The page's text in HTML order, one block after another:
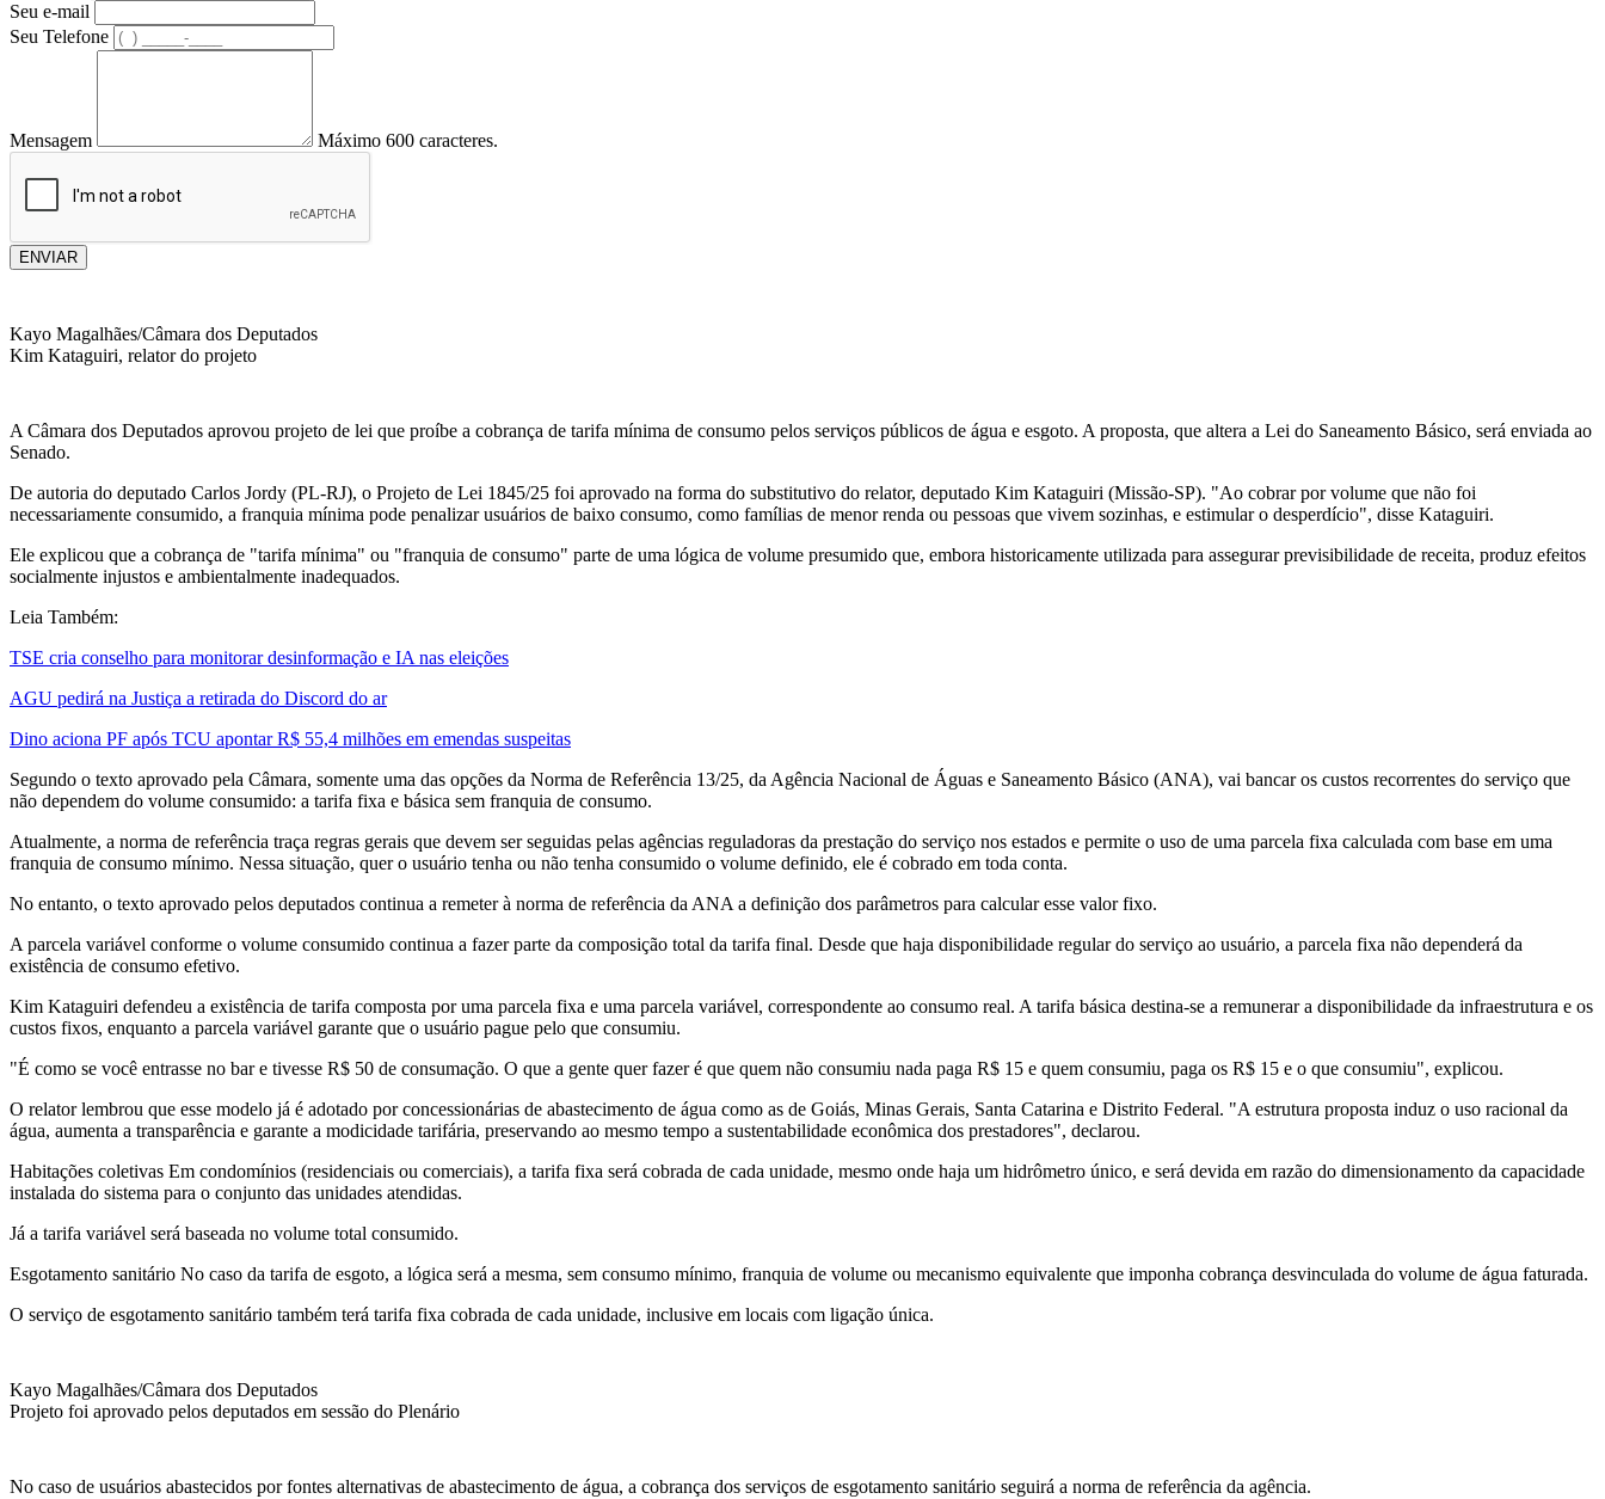
Seu e-mail
Seu Telefone
Mensagem Máximo 600 caracteres.
ENVIAR
Kayo Magalhães/Câmara dos Deputados
Kim Kataguiri, relator do projeto
A Câmara dos Deputados aprovou projeto de lei que proíbe a cobrança de tarifa mínima de consumo pelos serviços públicos de água e esgoto. A proposta, que altera a Lei do Saneamento Básico, será enviada ao
Senado.
De autoria do deputado Carlos Jordy (PL-RJ), o Projeto de Lei 1845/25 foi aprovado na forma do substitutivo do relator, deputado Kim Kataguiri (Missão-SP). "Ao cobrar por volume que não foi
necessariamente consumido, a franquia mínima pode penalizar usuários de baixo consumo, como famílias de menor renda ou pessoas que vivem sozinhas, e estimular o desperdício", disse Kataguiri.
Ele explicou que a cobrança de "tarifa mínima" ou "franquia de consumo" parte de uma lógica de volume presumido que, embora historicamente utilizada para assegurar previsibilidade de receita, produz efeitos
socialmente injustos e ambientalmente inadequados.
Leia Também:
TSE cria conselho para monitorar desinformação e IA nas eleições
AGU pedirá na Justiça a retirada do Discord do ar
Dino aciona PF após TCU apontar R$ 55,4 milhões em emendas suspeitas
Segundo o texto aprovado pela Câmara, somente uma das opções da Norma de Referência 13/25, da Agência Nacional de Águas e Saneamento Básico (ANA), vai bancar os custos recorrentes do serviço que
não dependem do volume consumido: a tarifa fixa e básica sem franquia de consumo.
Atualmente, a norma de referência traça regras gerais que devem ser seguidas pelas agências reguladoras da prestação do serviço nos estados e permite o uso de uma parcela fixa calculada com base em uma
franquia de consumo mínimo. Nessa situação, quer o usuário tenha ou não tenha consumido o volume definido, ele é cobrado em toda conta.
No entanto, o texto aprovado pelos deputados continua a remeter à norma de referência da ANA a definição dos parâmetros para calcular esse valor fixo.
A parcela variável conforme o volume consumido continua a fazer parte da composição total da tarifa final. Desde que haja disponibilidade regular do serviço ao usuário, a parcela fixa não dependerá da
existência de consumo efetivo.
Kim Kataguiri defendeu a existência de tarifa composta por uma parcela fixa e uma parcela variável, correspondente ao consumo real. A tarifa básica destina-se a remunerar a disponibilidade da infraestrutura e os
custos fixos, enquanto a parcela variável garante que o usuário pague pelo que consumiu.
"É como se você entrasse no bar e tivesse R$ 50 de consumação. O que a gente quer fazer é que quem não consumiu nada paga R$ 15 e quem consumiu, paga os R$ 15 e o que consumiu", explicou.
O relator lembrou que esse modelo já é adotado por concessionárias de abastecimento de água como as de Goiás, Minas Gerais, Santa Catarina e Distrito Federal. "A estrutura proposta induz o uso racional da
água, aumenta a transparência e garante a modicidade tarifária, preservando ao mesmo tempo a sustentabilidade econômica dos prestadores", declarou.
Habitações coletivas Em condomínios (residenciais ou comerciais), a tarifa fixa será cobrada de cada unidade, mesmo onde haja um hidrômetro único, e será devida em razão do dimensionamento da capacidade
instalada do sistema para o conjunto das unidades atendidas.
Já a tarifa variável será baseada no volume total consumido.
Esgotamento sanitário No caso da tarifa de esgoto, a lógica será a mesma, sem consumo mínimo, franquia de volume ou mecanismo equivalente que imponha cobrança desvinculada do volume de água faturada.
O serviço de esgotamento sanitário também terá tarifa fixa cobrada de cada unidade, inclusive em locais com ligação única.
Kayo Magalhães/Câmara dos Deputados
Projeto foi aprovado pelos deputados em sessão do Plenário
No caso de usuários abastecidos por fontes alternativas de abastecimento de água, a cobrança dos serviços de esgotamento sanitário seguirá a norma de referência da agência.